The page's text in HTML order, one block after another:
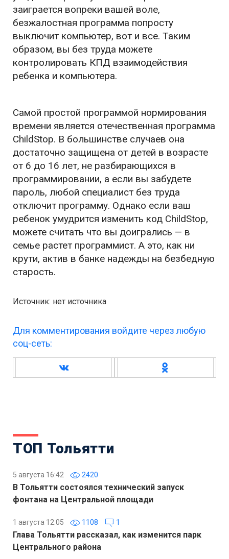
заиграется вопреки вашей воле,
безжалостная программа попросту
выключит компьютер, вот и все. Таким
образом, вы без труда можете
контролировать КПД взаимодействия
ребенка и компьютера.
Самой простой программой нормирования
времени является отечественная программа
ChildStop. В большинстве случаев она
достаточно защищена от детей в возрасте
от 6 до 16 лет, не разбирающихся в
программировании, а если вы забудете
пароль, любой специалист без труда
отключит программу. Однако если ваш
ребенок умудрится изменить код ChildStop,
можете считать что вы доигрались — в
семье растет программист. А это, как ни
крути, актив в банке надежды на безбедную
старость.
Источник: нет источника
Для комментирования войдите через любую
соц-сеть:
ТОП Тольятти
5 августа 16:42 2420
В Тольятти состоялся технический запуск
фонтана на Центральной площади
1 августа 12:05 1108 1
Глава Тольятти рассказал, как изменится парк
Центрального района